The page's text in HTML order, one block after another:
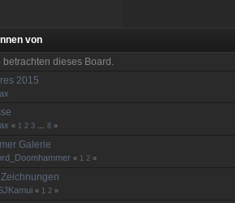
von
dieses Board.
2015
« 1 2 3 ...8 »
Galerie
« 1 2 »
« 1 2 »